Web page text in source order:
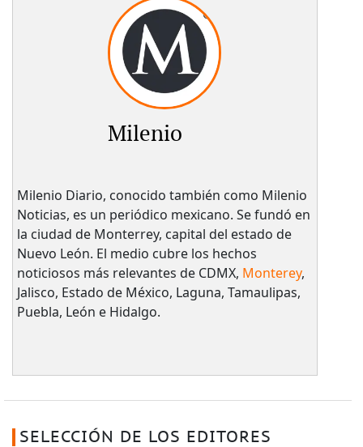
Milenio
Milenio Diario, conocido también como Milenio
Noticias, es un periódico mexicano. Se fundó en
la ciudad de Monterrey, capital del estado de
Nuevo León. El medio cubre los hechos
noticiosos más relevantes de CDMX, Monterey,
Jalisco, Estado de México, Laguna, Tamaulipas,
Puebla, León e Hidalgo.
SELECCIÓN DE LOS EDITORES